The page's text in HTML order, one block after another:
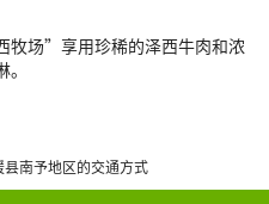
牧场”享用珍稀的泽西牛肉和浓
南予地区的交通方式